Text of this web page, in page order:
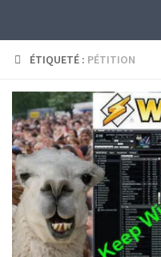
ÉTIQUETÉ : PÉTITION